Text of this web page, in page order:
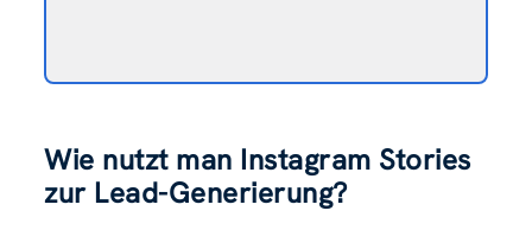
Wie nutzt man Instagram Stories
zur Lead-Generierung?